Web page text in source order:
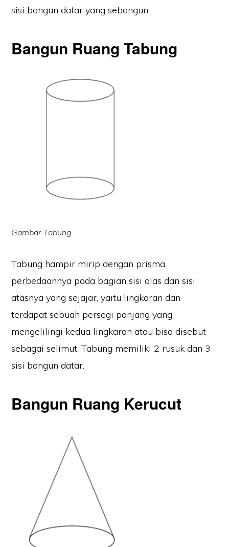
sisi bangun datar yang sebangun.
Bangun Ruang Tabung
Gambar Tabung
Tabung hampir mirip dengan prisma,
perbedaannya pada bagian sisi alas dan sisi
atasnya yang sejajar, yaitu lingkaran dan
terdapat sebuah persegi panjang yang
mengelilingi kedua lingkaran atau bisa disebut
sebagai selimut. Tabung memiliki 2 rusuk dan 3
sisi bangun datar.
Bangun Ruang Kerucut